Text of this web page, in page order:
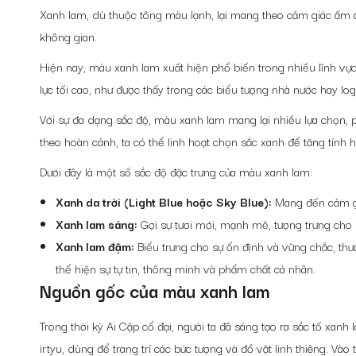
Xanh lam, dù thuộc tông màu lạnh, lại mang theo cảm giác
không gian.
Hiện nay, màu xanh lam xuất hiện phổ biến trong nhiều lĩnh
lực tối cao, như được thấy trong các biểu tượng nhà nước hay
Với sự đa dạng sắc độ, màu xanh lam mang lại nhiều lựa
theo hoàn cảnh, ta có thể linh hoạt chọn sắc xanh để tăng tính
Dưới đây là một số sắc độ đặc trưng của màu xanh lam:
Xanh da trời (Light Blue hoặc Sky Blue): Mang đến cảm
Xanh lam sáng: Gợi sự tươi mới, mạnh mẽ, tượng trưng
Xanh lam đậm: Biểu trưng cho sự ổn định và vững chắc,
thể hiện sự tự tin, thông minh và phẩm chất cá nhân.
Nguồn gốc của màu xanh lam
Trong thời kỳ Ai Cập cổ đại, người ta đã sáng tạo ra sắc tố
irtyu, dùng để trang trí các bức tượng và đồ vật linh thiêng.